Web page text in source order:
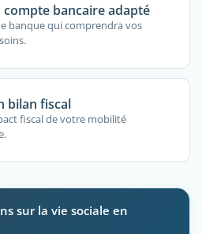
bancaire adapté
banque qui comprendra vos
bilan fiscal
fiscal de votre mobilité
sur la vie sociale en